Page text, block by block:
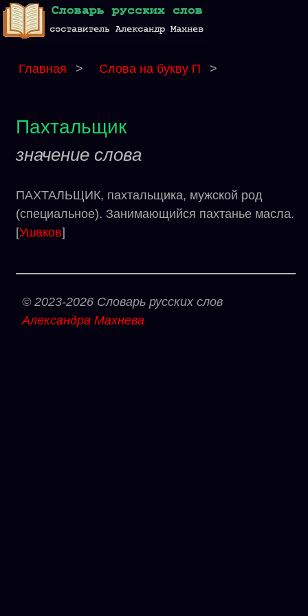
Главная > Слова на букву П >
Пахтальщик
значение слова
ПАХТАЛЬЩИК, пахтальщика, мужской род
(специальное). Занимающийся пахтанье масла.
[Ушаков]
© 2023-2026 Словарь русских слов
Александра Махнева